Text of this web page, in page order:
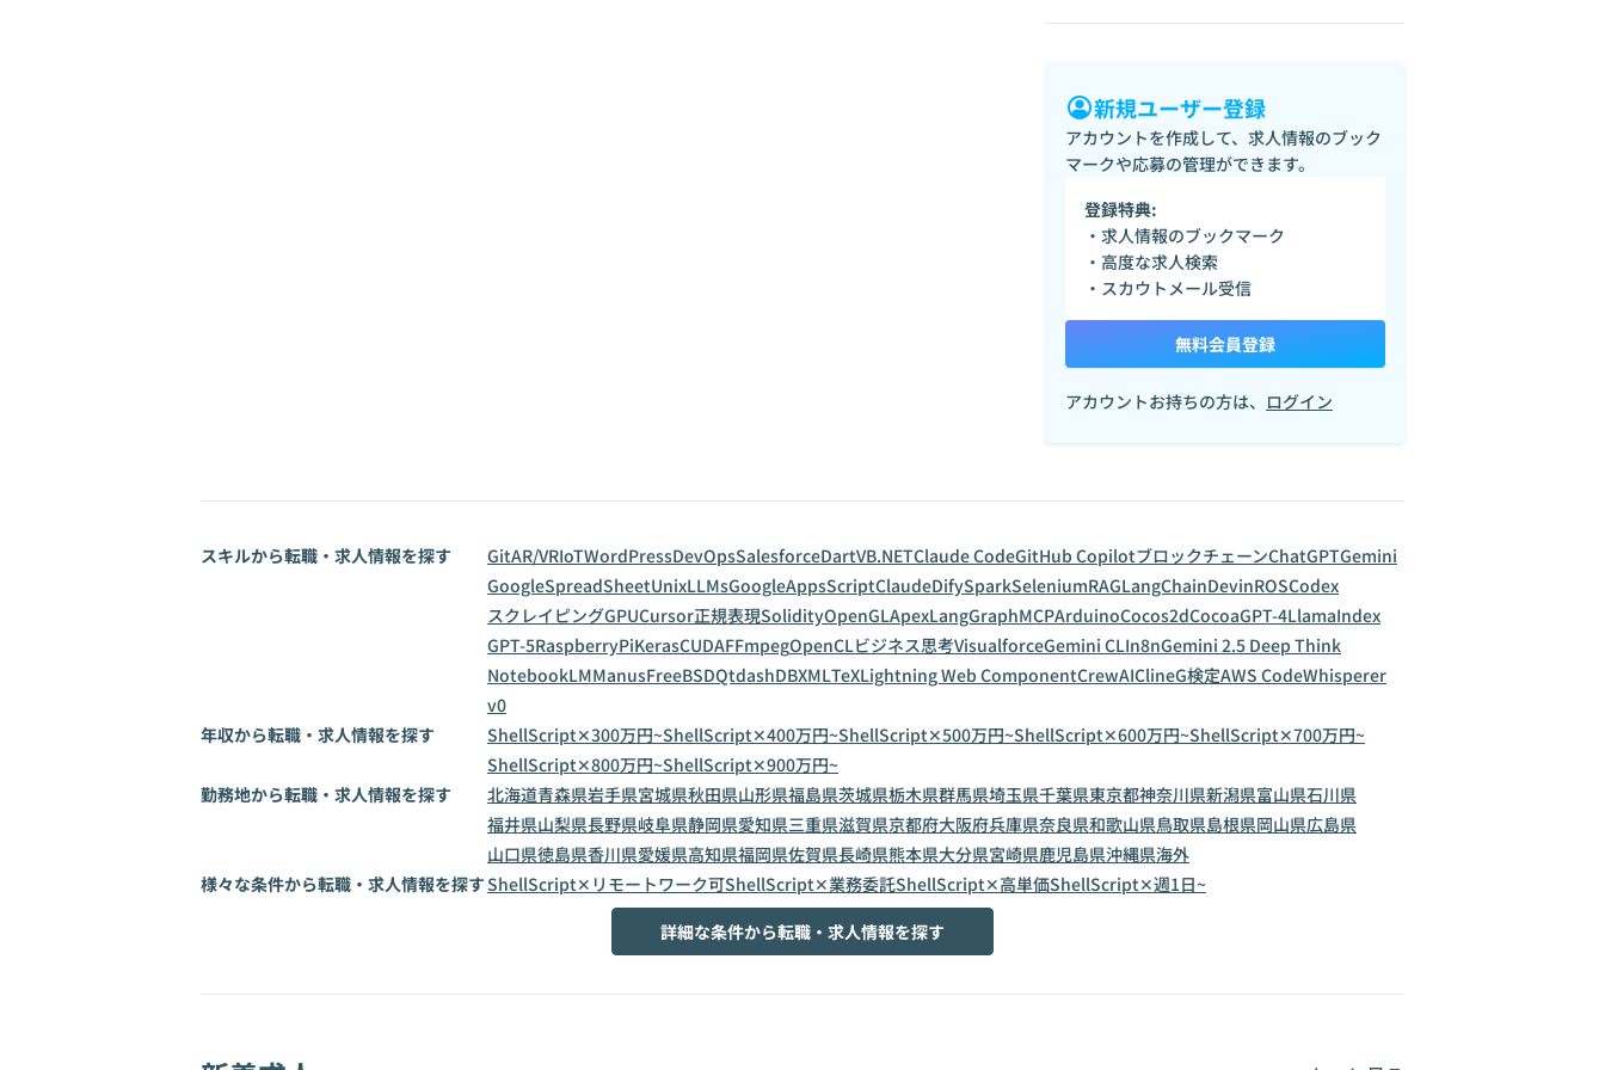
新規ユーザー登録
アカウントを作成して、求人情報のブック
マークや応募の管理ができます。
登録特典:
・求人情報のブックマーク
・高度な求人検索
・スカウトメール受信
無料会員登録
アカウントお持ちの方は、 ログイン
スキルから転職・求人情報を探す GitAR/VRIoTWordPressDevOpsSalesforceDartVB.NETClaude CodeGitHub CopilotブロックチェーンChatGPTGemini
GoogleSpreadSheetUnixLLMsGoogleAppsScriptClaudeDifySparkSeleniumRAGLangChainDevinROSCodex
スクレイピングGPUCursor正規表現SolidityOpenGLApexLangGraphMCPArduinoCocos2dCocoaGPT-4LlamaIndex
GPT-5RaspberryPiKerasCUDAFFmpegOpenCLビジネス思考VisualforceGemini CLIn8nGemini 2.5 Deep Think
NotebookLMManusFreeBSDQtdashDBXMLTeXLightning Web ComponentCrewAIClineG検定AWS CodeWhisperer
v0
年収から転職・求人情報を探す
ShellScript✕300万円~ShellScript✕400万円~ShellScript✕500万円~ShellScript✕600万円~ShellScript✕700万円~
ShellScript✕800万円~ShellScript✕900万円~
勤務地から転職・求人情報を探す
北海道青森県岩手県宮城県秋田県山形県福島県茨城県栃木県群馬県埼玉県千葉県東京都神奈川県新潟県富山県石川県
福井県山梨県長野県岐阜県静岡県愛知県三重県滋賀県京都府大阪府兵庫県奈良県和歌山県鳥取県島根県岡山県広島県
山口県徳島県香川県愛媛県高知県福岡県佐賀県長崎県熊本県大分県宮崎県鹿児島県沖縄県海外
様々な条件から転職・求人情報を探すShellScript✕リモートワーク可ShellScript✕業務委託ShellScript✕高単価ShellScript✕週1日~
詳細な条件から転職・求人情報を探す